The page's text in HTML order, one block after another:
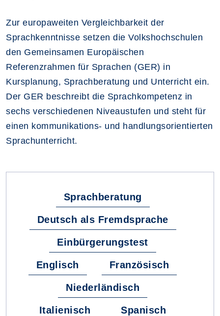
Zur europaweiten Vergleichbarkeit der
Sprachkenntnisse setzen die Volkshochschulen
den Gemeinsamen Europäischen
Referenzrahmen für Sprachen (GER) in
Kursplanung, Sprachberatung und Unterricht ein.
Der GER beschreibt die Sprachkompetenz in
sechs verschiedenen Niveaustufen und steht für
einen kommunikations- und handlungsorientierten
Sprachunterricht.
Sprachberatung
Deutsch als Fremdsprache
Einbürgerungstest
Englisch Französisch
Niederländisch
Italienisch Spanisch